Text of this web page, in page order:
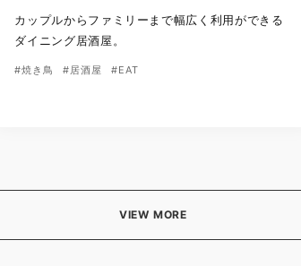
カップルからファミリーまで幅広く利用ができる
ダイニング居酒屋。
#焼き鳥 #居酒屋 #EAT
VIEW MORE